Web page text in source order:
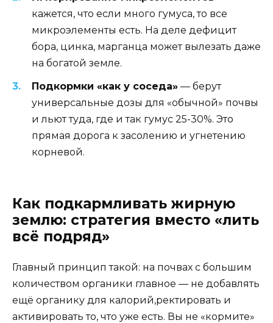
кажется, что если много гумуса, то все
микроэлементы есть. На деле дефицит
бора, цинка, марганца может вылезать даже
на богатой земле.
Подкормки «как у соседа» — берут
универсальные дозы для «обычной» почвы
и льют туда, где и так гумус 25-30%. Это
прямая дорога к засолению и угнетению
корневой.
Как подкармливать жирную
землю: стратегия вместо «лить
всё подряд»
Главный принцип такой: на почвах с большим
количеством органики главное — не добавлять
ещё органику для калорий,ректировать и
активировать то, что уже есть. Вы не «кормите»